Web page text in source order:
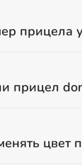
прицела
прицел
цвет